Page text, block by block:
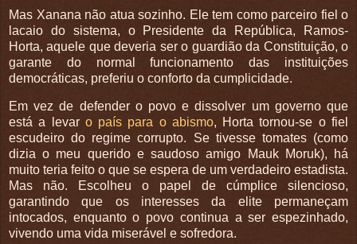
Mas Xanana não atua sozinho. Ele tem como parceiro fiel o
lacaio do sistema, o Presidente da República, Ramos-
Horta, aquele que deveria ser o guardião da Constituição, o
garante do normal funcionamento das instituições
democráticas, preferiu o conforto da cumplicidade.
Em vez de defender o povo e dissolver um governo que
está a levar o país para o abismo, Horta tornou-se o fiel
escudeiro do regime corrupto. Se tivesse tomates (como
dizia o meu querido e saudoso amigo Mauk Moruk), há
muito teria feito o que se espera de um verdadeiro estadista.
Mas não. Escolheu o papel de cúmplice silencioso,
garantindo que os interesses da elite permaneçam
intocados, enquanto o povo continua a ser espezinhado,
vivendo uma vida miserável e sofredora.